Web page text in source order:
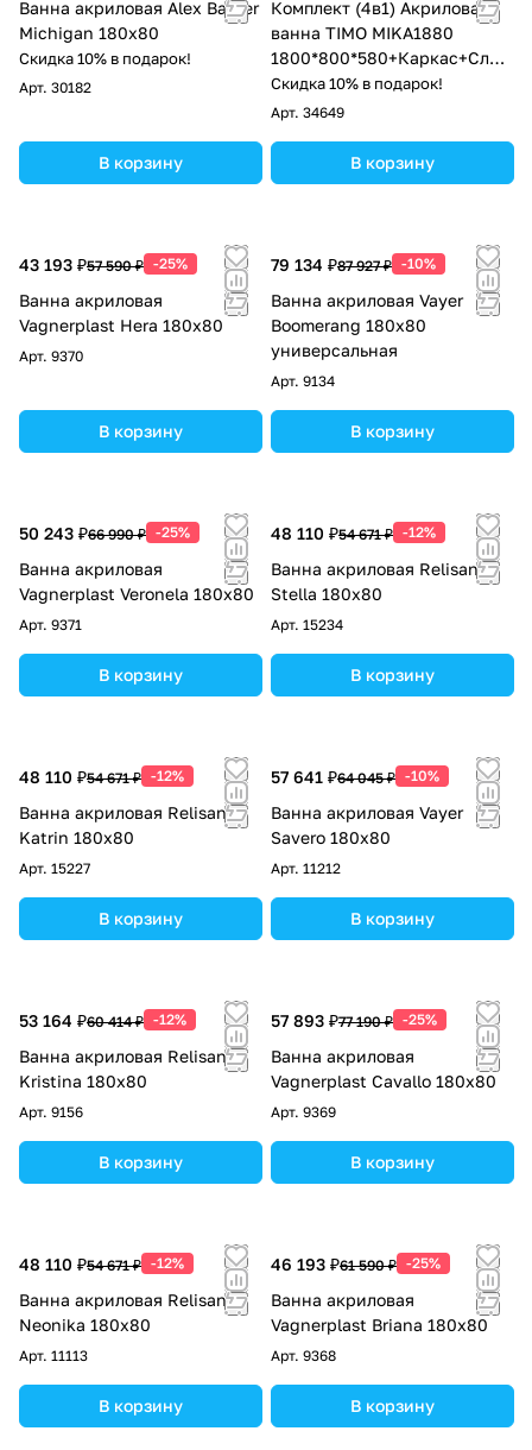
Ванна акриловая Alex Baitler
Michigan 180х80
Скидка 10% в подарок!
Арт. 30182
В корзину
Комплект (4в1) Акриловая
ванна TIMO MIKA1880
1800*800*580+Каркас+Слив
-перелив+фронтальная
панель
Скидка 10% в подарок!
Арт. 34649
В корзину
43 193 ₽57 590 ₽ -25%
Ванна акриловая
Vagnerplast Hera 180х80
Арт. 9370
В корзину
79 134 ₽87 927 ₽ -10%
Ванна акриловая Vayer
Boomerang 180x80
универсальная
Арт. 9134
В корзину
50 243 ₽66 990 ₽ -25%
Ванна акриловая
Vagnerplast Veronela 180х80
Арт. 9371
В корзину
48 110 ₽54 671 ₽ -12%
Ванна акриловая Relisan
Stella 180х80
Арт. 15234
В корзину
48 110 ₽54 671 ₽ -12%
Ванна акриловая Relisan
Katrin 180х80
Арт. 15227
В корзину
57 641 ₽64 045 ₽ -10%
Ванна акриловая Vayer
Savero 180x80
Арт. 11212
В корзину
53 164 ₽60 414 ₽ -12%
Ванна акриловая Relisan
Kristina 180х80
Арт. 9156
В корзину
57 893 ₽77 190 ₽ -25%
Ванна акриловая
Vagnerplast Cavallo 180х80
Арт. 9369
В корзину
48 110 ₽54 671 ₽ -12%
Ванна акриловая Relisan
Neonika 180х80
Арт. 11113
В корзину
46 193 ₽61 590 ₽ -25%
Ванна акриловая
Vagnerplast Briana 180х80
Арт. 9368
В корзину